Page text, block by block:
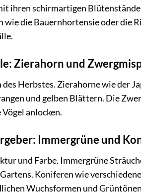
ihren schirmartigen
die Bauernhortensie oder die
Zierahorn und
Herbstes. Zierahorne wie der
und gelben Blättern. Die
anlocken.
Immergrüne und
und Farbe. Immergrüne
Koniferen wie
Wuchsformen und